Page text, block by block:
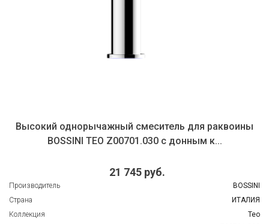
Высокий однорычажный смеситель для раквоины
BOSSINI TEO Z00701.030 c донным к...
21 745 руб.
Производитель
BOSSINI
Страна
ИТАЛИЯ
Коллекция
Teo